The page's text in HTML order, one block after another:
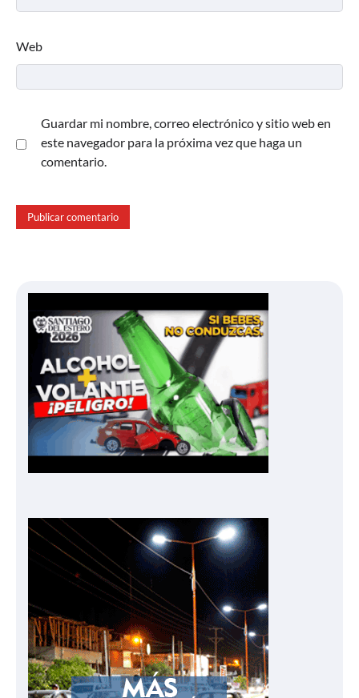
Web
Guardar mi nombre, correo electrónico y sitio web en
este navegador para la próxima vez que haga un
comentario.